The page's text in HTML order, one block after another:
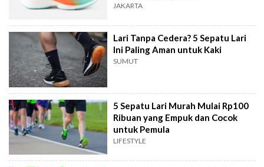
JAKARTA
Lari Tanpa Cedera? 5 Sepatu Lari
Ini Paling Aman untuk Kaki
SUMUT
5 Sepatu Lari Murah Mulai Rp100
Ribuan yang Empuk dan Cocok
untuk Pemula
LIFESTYLE